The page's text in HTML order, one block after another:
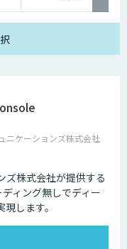
ニケーションズ株式会社
ズ株式会社が提供する
ィング無しでディー
します。